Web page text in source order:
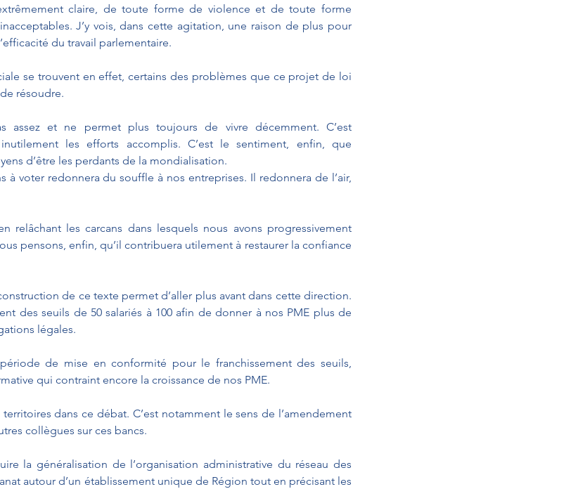
claire, de toute forme de violence et de toute forme
J’y vois, dans cette agitation, une raison de plus pour
du travail parlementaire.
se trouvent en effet, certains des problèmes que ce projet de loi
résoudre.
assez et ne permet plus toujours de vivre décemment. C’est
les efforts accomplis. C’est le sentiment, enfin, que
d’être les perdants de la mondialisation.
à voter redonnera du souffle à nos entreprises. Il redonnera de l’air,
relâchant les carcans dans lesquels nous avons progressivement
pensons, enfin, qu’il contribuera utilement à restaurer la confiance
de ce texte permet d’aller plus avant dans cette direction.
des seuils de 50 salariés à 100 afin de donner à nos PME plus de
légales.
de mise en conformité pour le franchissement des seuils,
qui contraint encore la croissance de nos PME.
dans ce débat. C’est notamment le sens de l’amendement
collègues sur ces bancs.
la généralisation de l’organisation administrative du réseau des
autour d’un établissement unique de Région tout en précisant les